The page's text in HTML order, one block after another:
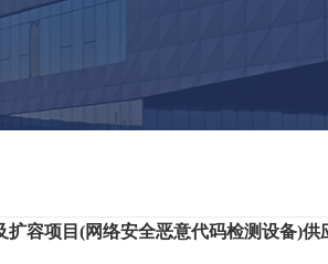
扩容项目(网络安全恶意代码检测设备)供